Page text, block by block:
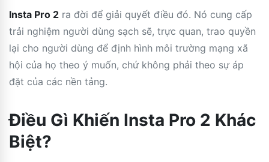
Insta Pro 2 ra đời để giải quyết điều đó. Nó cung cấp
trải nghiệm người dùng sạch sẽ, trực quan, trao quyền
lại cho người dùng để định hình môi trường mạng xã
hội của họ theo ý muốn, chứ không phải theo sự áp
đặt của các nền tảng.
Điều Gì Khiến Insta Pro 2 Khác
Biệt?